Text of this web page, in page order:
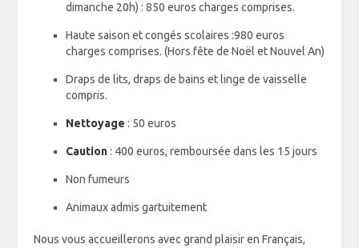
dimanche 20h) : 850 euros charges comprises.
Haute saison et congés scolaires :980 euros
charges comprises. (Hors fête de Noël et Nouvel An)
Draps de lits, draps de bains et linge de vaisselle
compris.
Nettoyage : 50 euros
Caution: 400 euros, remboursée dans les 15 jours
Non fumeurs
Animaux admis gartuitement
Nous vous accueillerons avec grand plaisir en Français,